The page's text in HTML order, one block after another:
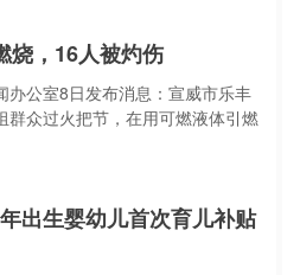
烧，16人被灼伤
办公室8日发布消息：宣威市乐丰
群众过火把节，在用可燃液体引燃
出生婴幼儿首次育儿补贴